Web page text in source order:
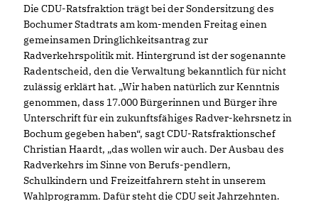
Die CDU-Ratsfraktion trägt bei der Sondersitzung des
Bochumer Stadtrats am kom-menden Freitag einen
gemeinsamen Dringlichkeitsantrag zur
Radverkehrspolitik mit. Hintergrund ist der sogenannte
Radentscheid, den die Verwaltung bekanntlich für nicht
zulässig erklärt hat. „Wir haben natürlich zur Kenntnis
genommen, dass 17.000 Bürgerinnen und Bürger ihre
Unterschrift für ein zukunftsfähiges Radver-kehrsnetz in
Bochum gegeben haben“, sagt CDU-Ratsfraktionschef
Christian Haardt, „das wollen wir auch. Der Ausbau des
Radverkehrs im Sinne von Berufs-pendlern,
Schulkindern und Freizeitfahrern steht in unserem
Wahlprogramm. Dafür steht die CDU seit Jahrzehnten.